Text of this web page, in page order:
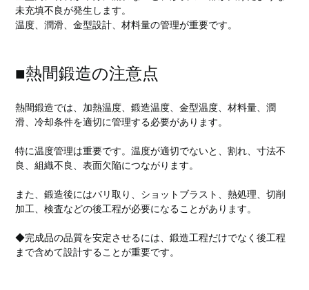
未充填不良が発生します。
温度、潤滑、金型設計、材料量の管理が重要です。
■熱間鍛造の注意点
熱間鍛造では、加熱温度、鍛造温度、金型温度、材料量、潤
滑、冷却条件を適切に管理する必要があります。
特に温度管理は重要です。温度が適切でないと、割れ、寸法不
良、組織不良、表面欠陥につながります。
また、鍛造後にはバリ取り、ショットブラスト、熱処理、切削
加工、検査などの後工程が必要になることがあります。
◆完成品の品質を安定させるには、鍛造工程だけでなく後工程
まで含めて設計することが重要です。